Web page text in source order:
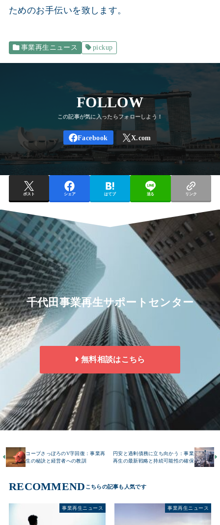
ためのお手伝いを致します。
事業再生ニュース pickup
FOLLOW
ポスト シェア はてブ 送る リンク
千代田事業再生サポートセンター
無料相談はこちら
コープさっぽろのV字回復：事業再
生の秘訣と経営者への教訓
円安と過剰債務に立ち向かう：事業
再生の最新戦略と持続可能性の確保
RECOMMEND
事業再生ニュース 事業再生ニュース